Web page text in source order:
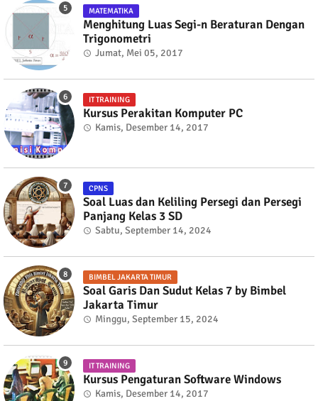
MATEMATIKA
Menghitung Luas Segi-n Beraturan Dengan
Trigonometri
Jumat, Mei 05, 2017
IT TRAINING
Kursus Perakitan Komputer PC
Kamis, Desember 14, 2017
CPNS
Soal Luas dan Keliling Persegi dan Persegi
Panjang Kelas 3 SD
Sabtu, September 14, 2024
BIMBEL JAKARTA TIMUR
Soal Garis Dan Sudut Kelas 7 by Bimbel
Jakarta Timur
Minggu, September 15, 2024
IT TRAINING
Kursus Pengaturan Software Windows
Kamis, Desember 14, 2017